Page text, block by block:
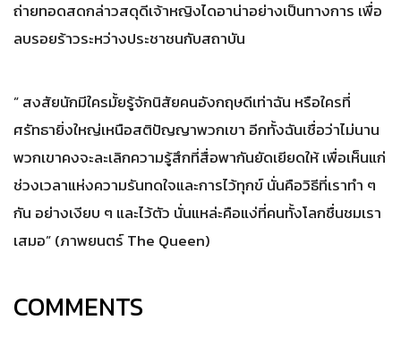
ถ่ายทอดสดกล่าวสดุดีเจ้าหญิงไดอาน่าอย่างเป็นทางการ เพื่อ
ลบรอยร้าวระหว่างประชาชนกับสถาบัน
” สงสัยนักมีใครมั้ยรู้จักนิสัยคนอังกฤษดีเท่าฉัน หรือใครที่
ศรัทธายิ่งใหญ่เหนือสติปัญญาพวกเขา อีกทั้งฉันเชื่อว่าไม่นาน
พวกเขาคงจะละเลิกความรู้สึกที่สื่อพากันยัดเยียดให้ เพื่อเห็นแก่
ช่วงเวลาแห่งความรันทดใจและการไว้ทุกข์ นั่นคือวิธีที่เราทำ ๆ
กัน อย่างเงียบ ๆ และไว้ตัว นั่นแหล่ะคือแง่ที่คนทั้งโลกชื่นชมเรา
เสมอ” (ภาพยนตร์ The Queen)
COMMENTS